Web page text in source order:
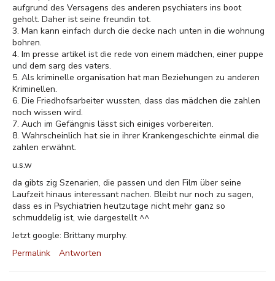
aufgrund des Versagens des anderen psychiaters ins boot
geholt. Daher ist seine freundin tot.
3. Man kann einfach durch die decke nach unten in die wohnung
bohren.
4. Im presse artikel ist die rede von einem mädchen, einer puppe
und dem sarg des vaters.
5. Als kriminelle organisation hat man Beziehungen zu anderen
Kriminellen.
6. Die Friedhofsarbeiter wussten, dass das mädchen die zahlen
noch wissen wird.
7. Auch im Gefängnis lässt sich einiges vorbereiten.
8. Wahrscheinlich hat sie in ihrer Krankengeschichte einmal die
zahlen erwähnt.
u.s.w
da gibts zig Szenarien, die passen und den Film über seine
Laufzeit hinaus interessant nachen. Bleibt nur noch zu sagen,
dass es in Psychiatrien heutzutage nicht mehr ganz so
schmuddelig ist, wie dargestellt ^^
Jetzt google: Brittany murphy.
Permalink
Antworten